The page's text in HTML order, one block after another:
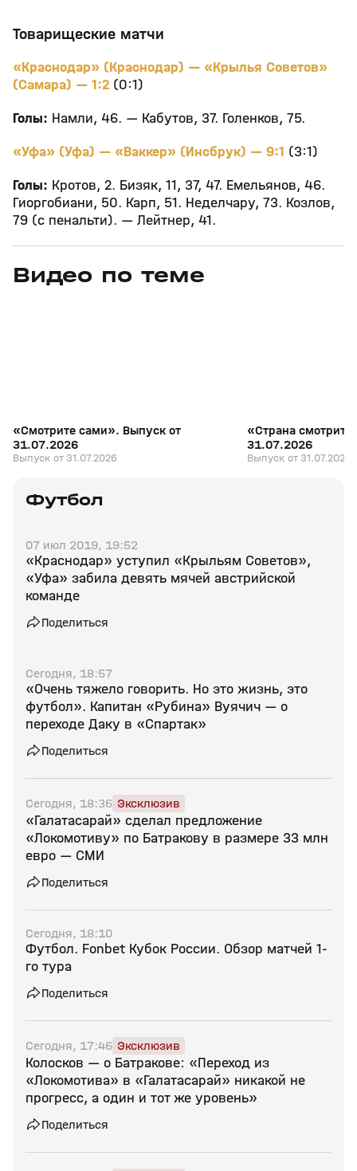
Товарищеские матчи
«Краснодар» (Краснодар) — «Крылья Советов»
(Самара) — 1:2 (0:1)
Голы: Намли, 46. — Кабутов, 37. Голенков, 75.
«Уфа» (Уфа) — «Ваккер» (Инсбрук) — 9:1 (3:1)
Голы: Кротов, 2. Бизяк, 11, 37, 47. Емельянов, 46.
Гиоргобиани, 50. Карп, 51. Неделчару, 73. Козлов,
79 (с пенальти). — Лейтнер, 41.
Видео по теме
31 июл, 17:10
«Смотрите сами». Выпуск от
31.07.2026
Выпуск от 31.07.2026
«Страна смотрит
31.07.2026
Выпуск от 31.07.2026
Футбол
07 июл 2019, 19:52
«Краснодар» уступил «Крыльям Советов»,
«Уфа» забила девять мячей австрийской
команде
Поделиться
Сегодня, 18:57
«Очень тяжело говорить. Но это жизнь, это
футбол». Капитан «Рубина» Вуячич — о
переходе Даку в «Спартак»
Поделиться
Сегодня, 18:36 Эксклюзив
«Галатасарай» сделал предложение
«Локомотиву» по Батракову в размере 33 млн
евро — СМИ
Поделиться
Сегодня, 18:10
Футбол. Fonbet Кубок России. Обзор матчей 1-
го тура
Поделиться
Сегодня, 17:46 Эксклюзив
Колосков — о Батракове: «Переход из
«Локомотива» в «Галатасарай» никакой не
прогресс, а один и тот же уровень»
Поделиться